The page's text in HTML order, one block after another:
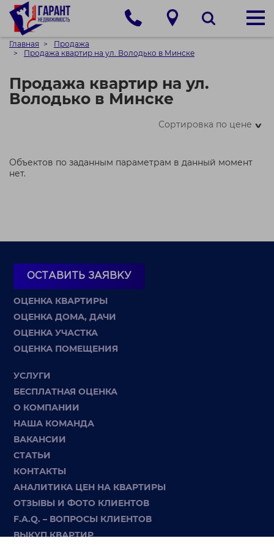
Главная
Продажа
Продажа квартир на ул. Володько в Минске
Продажа квартир на ул.
Володько в Минске
Сортировка по цене>
Объектов по заданным параметрам в данный момент
нет.
ОСТАВИТЬ ЗАЯВКУ
ОЦЕНКА КВАРТИРЫ
ОЦЕНКА ДОМА, ДАЧИ
ОЦЕНКА УЧАСТКА
ОЦЕНКА ПОМЕЩЕНИЯ
УСЛУГИ
БЕСПЛАТНАЯ ОЦЕНКА
О КОМПАНИИ
НАША КОМАНДА
ВАКАНСИИ
СТАТЬИ
КОНТАКТЫ
АНАЛИТИКА ЦЕН НА КВАРТИРЫ
ОТЗЫВЫ И ФОТО КЛИЕНТОВ
F.A.Q. – ВОПРОСЫ КЛИЕНТОВ
ВЫКУП КВАРТИР